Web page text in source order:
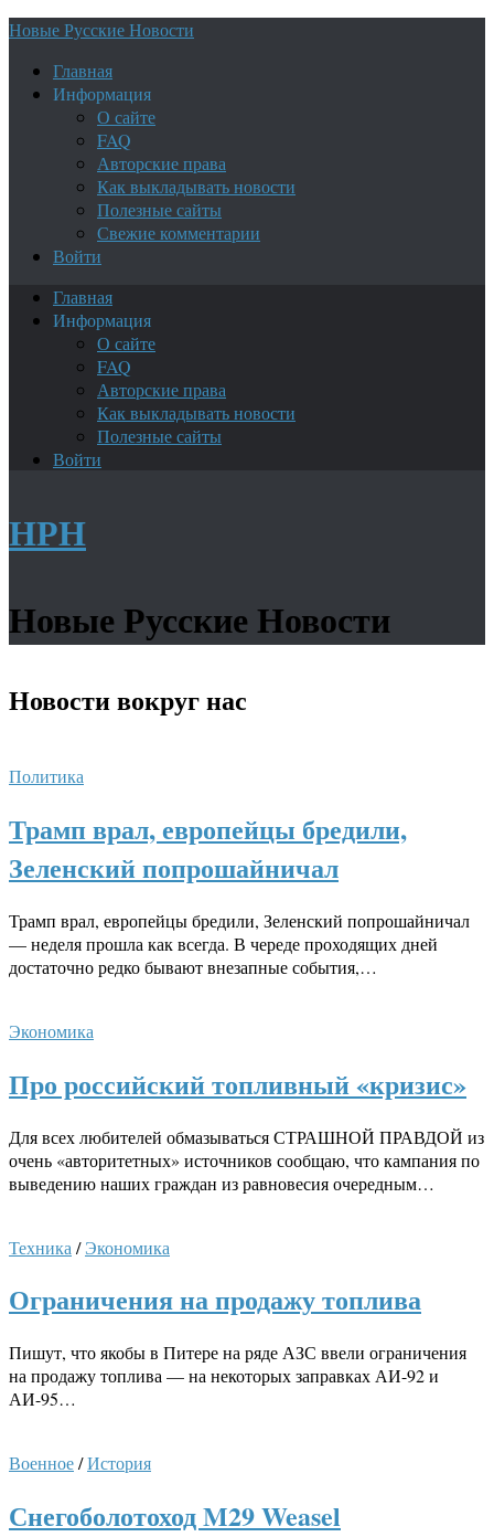
Новые Русские Новости
Главная
Информация
О сайте
FAQ
Авторские права
Как выкладывать новости
Полезные сайты
Свежие комментарии
Войти
Главная
Информация
О сайте
FAQ
Авторские права
Как выкладывать новости
Полезные сайты
Войти
НРН
Новые Русские Новости
Новостивокруг нас
Политика
Трамп врал, европейцы бредили,
Зеленский попрошайничал
Трамп врал, европейцы бредили, Зеленский попрошайничал
— неделя прошла как всегда. В череде проходящих дней
достаточно редко бывают внезапные события,…
Экономика
Про российский топливный «кризис»
Для всех любителей обмазываться СТРАШНОЙ ПРАВДОЙ из
очень «авторитетных» источников сообщаю, что кампания по
выведению наших граждан из равновесия очередным…
Техника /Экономика
Ограничения на продажу топлива
Пишут, что якобы в Питере на ряде АЗС ввели ограничения
на продажу топлива — на некоторых заправках АИ-92 и
АИ-95…
Военное/История
Снегоболотоход M29 Weasel